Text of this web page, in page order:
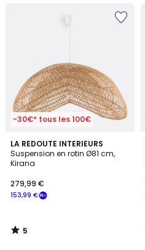
-30€* tous les 100€
LA REDOUTE INTERIEURS
Suspension en rotin Ø81 cm,
Kirana
153,99 €
279,99 €
5
/
5
5
/